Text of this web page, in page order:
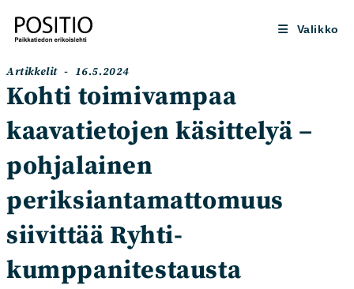
suoraan
sisältöön
Valikko
Artikkelin
kategoria:
Artikkelit
Artikkeli
julkaistu:
16.5.2024
Kohti toimivampaa
kaavatietojen käsittelyä –
pohjalainen
periksiantamattomuus
siivittää Ryhti-
kumppanitestausta